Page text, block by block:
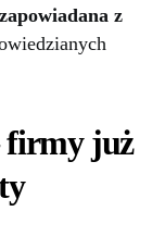
zapowiadana z
już